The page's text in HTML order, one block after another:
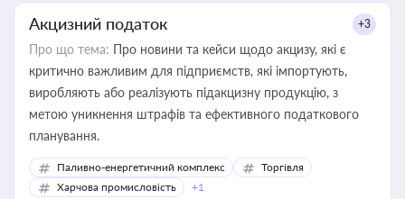
Акцизний податок +3
Про що тема: Про новини та кейси щодо акцизу, які є
критично важливим для підприємств, які імпортують,
виробляють або реалізують підакцизну продукцію, з
метою уникнення штрафів та ефективного податкового
планування.
Паливно-енергетичний комплекс
Торгівля
Харчова промисловість
+1